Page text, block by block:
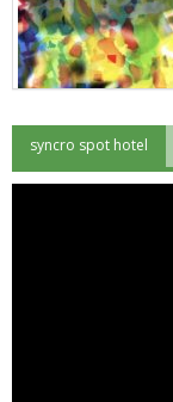
"Superare gli
syncro spot hotel